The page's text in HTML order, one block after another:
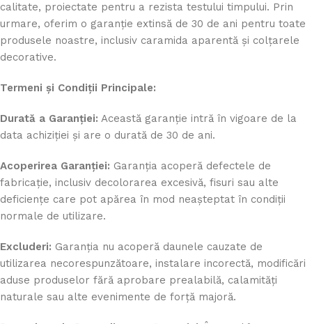
calitate, proiectate pentru a rezista testului timpului. Prin
urmare, oferim o garanție extinsă de 30 de ani pentru toate
produsele noastre, inclusiv caramida aparentă și colțarele
decorative.
Termeni și Condiții Principale:
Durată a Garanției: Această garanție intră în vigoare de la
data achiziției și are o durată de 30 de ani.
Acoperirea Garanției: Garanția acoperă defectele de
fabricație, inclusiv decolorarea excesivă, fisuri sau alte
deficiențe care pot apărea în mod neașteptat în condiții
normale de utilizare.
Excluderi: Garanția nu acoperă daunele cauzate de
utilizarea necorespunzătoare, instalare incorectă, modificări
aduse produselor fără aprobare prealabilă, calamități
naturale sau alte evenimente de forță majoră.